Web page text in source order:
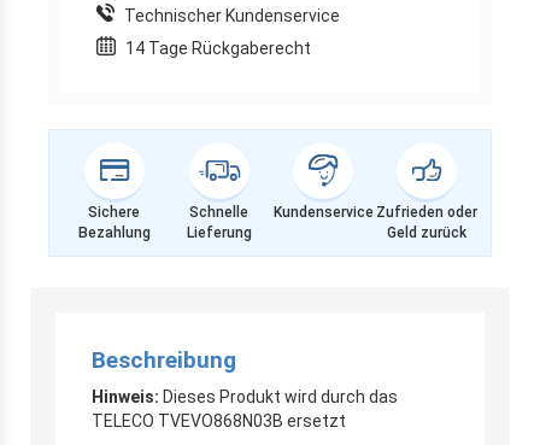
Technischer Kundenservice
14 Tage Rückgaberecht
Sichere
Bezahlung
Schnelle
Lieferung
Kundenservice Zufrieden oder
Geld zurück
Beschreibung
Hinweis: Dieses Produkt wird durch das
TELECO TVEVO868N03B ersetzt